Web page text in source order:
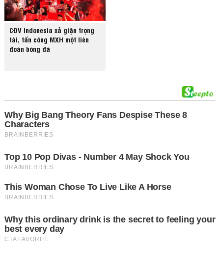
CĐV Indonesia xả giận trọng
tài, tấn công MXH một liên
đoàn bóng đá